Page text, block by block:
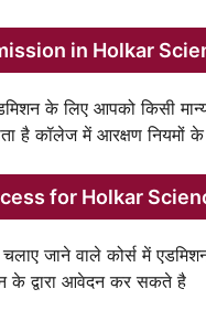
in Holkar
के लिए आपको किसी
है कॉलेज में आरक्षण नियमों
for Holkar
चलाए जाने वाले कोर्स में
के द्वारा आवेदन कर सकते है